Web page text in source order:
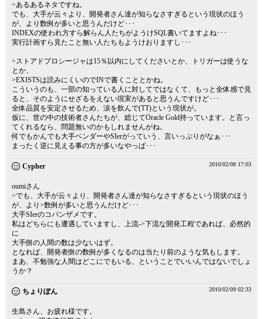
>あるあるネタですね。
でも、大手が云々より、開発者さん達が知らなさすぎるという現状のほう
が、より数例が多いと思うんだけど･･･
INDEXの使われ方すら解らん人たちがようけSQL書いてますよね･･･
実行計画すら見たこと無い人たちもようけおりますし･･･
>ストアドプロシージャは15％以内にしてくださいとか、トリガーは使うな
とか、
>EXISTSは読みにくいのでINで書くこととかね。
こういうのも、一部の知っている人に対してではなくて、もっと全体感で見
ると、そのようにせざるをえない現実があると思うんですけど･･･
全体品質を安定させるため、涙を飲んで(TT)という現状が。
仮に、世の中の技術者さんたちが、総じてOracle Gold持っています。と言っ
てくれるなら、問題無いのかもしれませんがね。
何でもかんでも大手ベンダーやSIerがっていう、言いっぷりがなぁ･･･
まったく逆に見える事の方が多いなやっぱ･･･
Cypher 2010/02/08 17:03
oumiさん
>でも、大手が云々より、開発者さん達が知らなさすぎるという現状のほう
が、より>数例が多いと思うんだけど･･･
大手SIerのコバンザメです。
私はどちらにも遭遇していますし、上流->下流な開発工程であれば、必然的
に
大手側の人間の数は少ないはず。
となれば、開発者側の数例が多くなるのは当たり前のような気もします。
まあ、不勉強な人間はどこにでもいる、ということでいいんではないでしょ
うか？
ちょりぽん 2010/02/09 02:33
生島さん、お疲れ様です。